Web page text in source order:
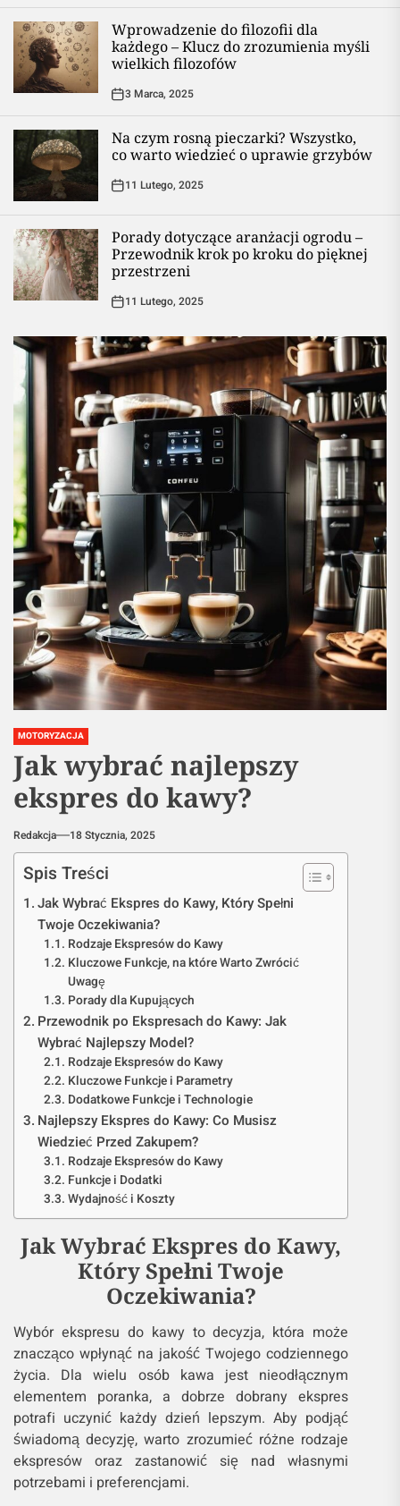
Wprowadzenie do filozofii dla
każdego – Klucz do zrozumienia myśli
wielkich filozofów
3 Marca, 2025
Na czym rosną pieczarki? Wszystko,
co warto wiedzieć o uprawie grzybów
11 Lutego, 2025
Porady dotyczące aranżacji ogrodu –
Przewodnik krok po kroku do pięknej
przestrzeni
11 Lutego, 2025
MOTORYZACJA
Jak wybrać najlepszy
ekspres do kawy?
Redakcja 18 Stycznia, 2025
Spis Treści
Jak Wybrać Ekspres do Kawy, Który Spełni
Twoje Oczekiwania?
Rodzaje Ekspresów do Kawy
Kluczowe Funkcje, na które Warto Zwrócić
Uwagę
Porady dla Kupujących
Przewodnik po Ekspresach do Kawy: Jak
Wybrać Najlepszy Model?
Rodzaje Ekspresów do Kawy
Kluczowe Funkcje i Parametry
Dodatkowe Funkcje i Technologie
Najlepszy Ekspres do Kawy: Co Musisz
Wiedzieć Przed Zakupem?
Rodzaje Ekspresów do Kawy
Funkcje i Dodatki
Wydajność i Koszty
Jak Wybrać Ekspres do Kawy,
Który Spełni Twoje
Oczekiwania?
Wybór ekspresu do kawy to decyzja, która może
znacząco wpłynąć na jakość Twojego codziennego
życia. Dla wielu osób kawa jest nieodłącznym
elementem poranka, a dobrze dobrany ekspres
potrafi uczynić każdy dzień lepszym. Aby podjąć
świadomą decyzję, warto zrozumieć różne rodzaje
ekspresów oraz zastanowić się nad własnymi
potrzebami i preferencjami.